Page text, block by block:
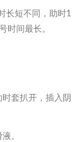
长短不同，助时1
时间最长。
套扒开，插入阴
。